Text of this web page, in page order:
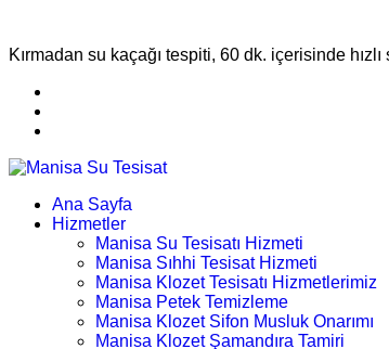
Kırmadan su kaçağı tespiti, 60 dk. içerisinde hızlı
Ana Sayfa
Hizmetler
Manisa Su Tesisatı Hizmeti
Manisa Sıhhi Tesisat Hizmeti
Manisa Klozet Tesisatı Hizmetlerimiz
Manisa Petek Temizleme
Manisa Klozet Sifon Musluk Onarımı
Manisa Klozet Şamandıra Tamiri